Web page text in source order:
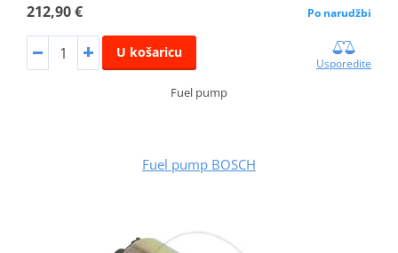
212,90 € Po narudžbi
U košaricu
Usporedite
Fuel pump
Fuel pump BOSCH